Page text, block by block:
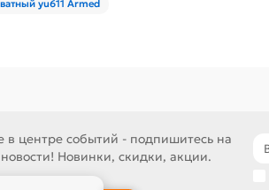
yu611 Armed
в центре событий - подпишитесь на
Новинки, скидки, акции.